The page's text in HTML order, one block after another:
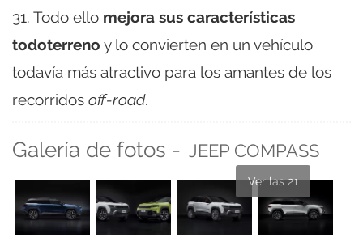
31. Todo ello mejora sus características
todoterreno y lo convierten en un vehículo
todavía más atractivo para los amantes de los
recorridos off-road.
Galería de fotos - JEEP COMPASS
Ver las 21